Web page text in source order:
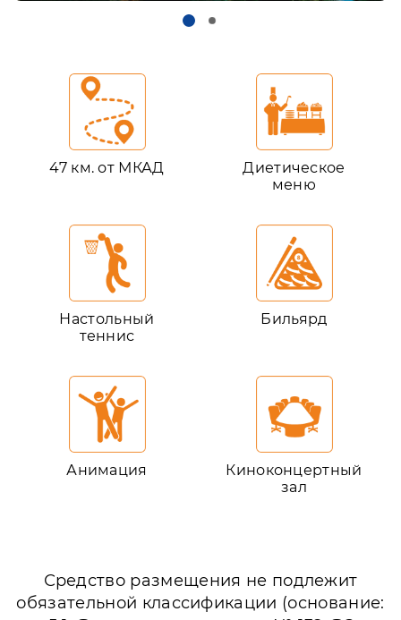
47 км. от МКАД
Диетическое
меню
Настольный
теннис
Бильярд
Анимация
Киноконцертный
зал
Средство размещения не подлежит
обязательной классификации (основание: